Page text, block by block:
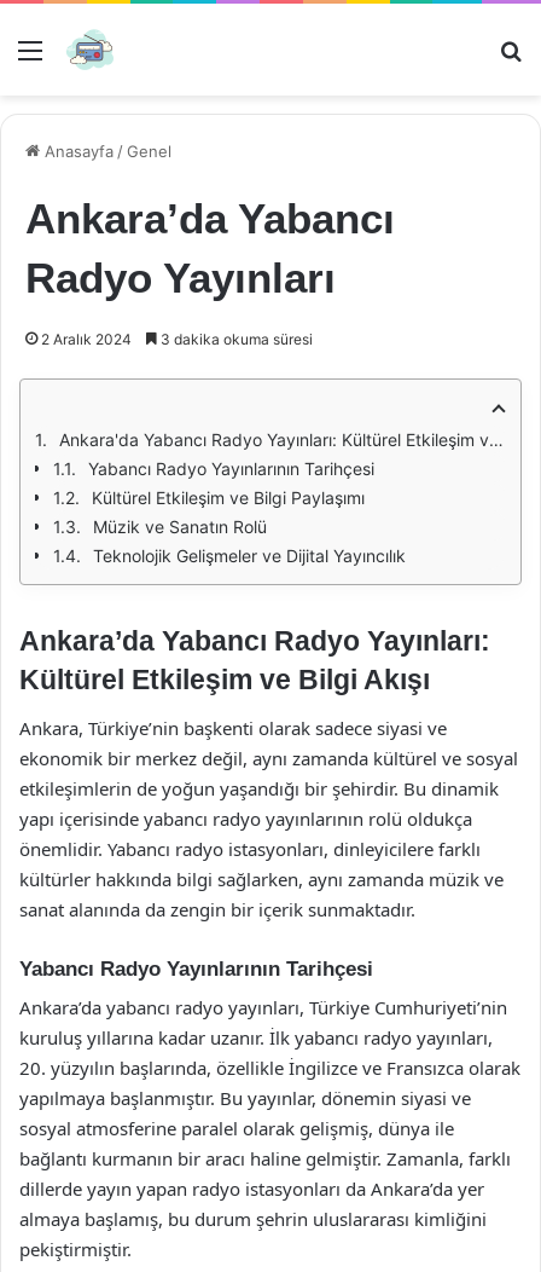
Menü
Anasayfa /Genel
Ankara’da Yabancı
Radyo Yayınları
2 Aralık 2024 3 dakika okuma süresi
Ankara'da Yabancı Radyo Yayınları: Kültürel Etkileşim ve Bilgi Akışı
Yabancı Radyo Yayınlarının Tarihçesi
Kültürel Etkileşim ve Bilgi Paylaşımı
Müzik ve Sanatın Rolü
Teknolojik Gelişmeler ve Dijital Yayıncılık
Ankara’da Yabancı Radyo Yayınları:
Kültürel Etkileşim ve Bilgi Akışı
Ankara, Türkiye’nin başkenti olarak sadece siyasi ve
ekonomik bir merkez değil, aynı zamanda kültürel ve sosyal
etkileşimlerin de yoğun yaşandığı bir şehirdir. Bu dinamik
yapı içerisinde yabancı radyo yayınlarının rolü oldukça
önemlidir. Yabancı radyo istasyonları, dinleyicilere farklı
kültürler hakkında bilgi sağlarken, aynı zamanda müzik ve
sanat alanında da zengin bir içerik sunmaktadır.
Yabancı Radyo Yayınlarının Tarihçesi
Ankara’da yabancı radyo yayınları, Türkiye Cumhuriyeti’nin
kuruluş yıllarına kadar uzanır. İlk yabancı radyo yayınları,
20. yüzyılın başlarında, özellikle İngilizce ve Fransızca olarak
yapılmaya başlanmıştır. Bu yayınlar, dönemin siyasi ve
sosyal atmosferine paralel olarak gelişmiş, dünya ile
bağlantı kurmanın bir aracı haline gelmiştir. Zamanla, farklı
dillerde yayın yapan radyo istasyonları da Ankara’da yer
almaya başlamış, bu durum şehrin uluslararası kimliğini
pekiştirmiştir.